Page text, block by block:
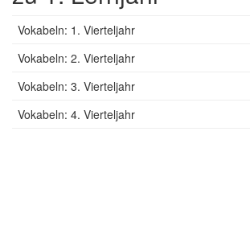
Vokabeln: 1. Vierteljahr
Vokabeln: 2. Vierteljahr
Vokabeln: 3. Vierteljahr
Vokabeln: 4. Vierteljahr